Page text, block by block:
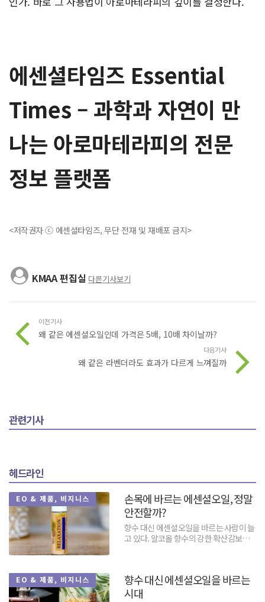
에센셜타임즈 Essential
Times – 과학과 자연이 만
나는 아로마테라피의 전문
정보 플랫폼
<저작권자 ⓒ 에센셜타임즈, 무단 전재 및 재배포 금지>
KMAA 편집실 다른기사보기
이전기사
왜 같은 에센셜오일인데 가격은 5배, 10배 차이날까?
다음기사
왜 같은 라벤더라도 효과가 다르게 느껴질까
관련기사
헤드라인
EO & 제품, 비지니스
손목에 바르는 에센셜오일, 정말
안전할까?
향수 대신 에센셜오일을 바르는 사람이 늘
고 있다. 알코올 향수의 강한 확산감보다
EO & 제품, 비지니스
향수 대신 에센셜오일을 바르는
시대